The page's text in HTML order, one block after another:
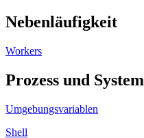
Nebenläufigkeit
Workers
Prozess und System
Umgebungsvariablen
Shell